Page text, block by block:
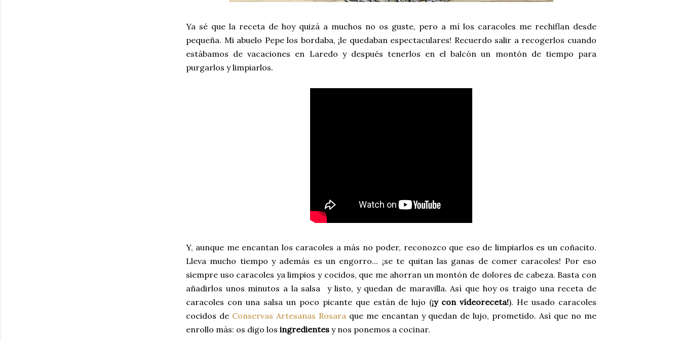
Ya sé que la receta de hoy quizá a muchos no os guste, pero a mí los caracoles me rechiflan desde
pequeña. Mi abuelo Pepe los bordaba, ¡le quedaban espectaculares! Recuerdo salir a recogerlos cuando
estábamos de vacaciones en Laredo y después tenerlos en el balcón un montón de tiempo para
purgarlos y limpiarlos.
Y, aunque me encantan los caracoles a más no poder, reconozco que eso de limpiarlos es un coñacito.
Lleva mucho tiempo y además es un engorro... ¡se te quitan las ganas de comer caracoles! Por eso
siempre uso caracoles ya limpios y cocidos, que me ahorran un montón de dolores de cabeza. Basta con
añadirlos unos minutos a la salsa y listo, y quedan de maravilla. Así que hoy os traigo una receta de
caracoles con una salsa un poco picante que están de lujo (¡y con vídeoreceta!). He usado caracoles
cocidos de Conservas Artesanas Rosara que me encantan y quedan de lujo, prometido. Así que no me
enrollo más: os digo los ingredientes y nos ponemos a cocinar.